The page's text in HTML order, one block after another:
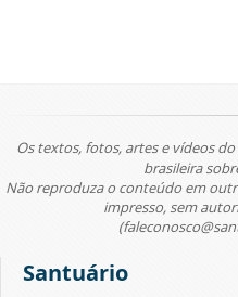
Os textos, fotos, artes e vídeos
brasileira
Não reproduza o conteúdo em
impresso, sem
Santuário